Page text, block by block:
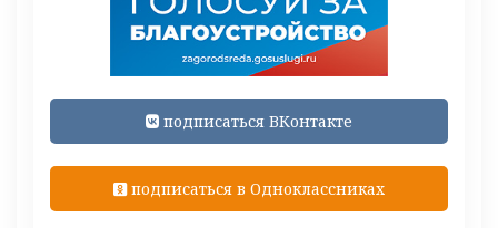
подписаться ВКонтакте
подписаться в Одноклассниках